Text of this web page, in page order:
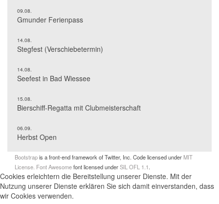
09.08.
Gmunder Ferienpass
14.08.
Stegfest (Verschiebetermin)
14.08.
Seefest in Bad Wiessee
15.08.
Bierschiff-Regatta mit Clubmeisterschaft
06.09.
Herbst Open
Bootstrapis a front-end framework of Twitter, Inc. Code licensed under MIT
License. Font Awesomefont licensed underSIL OFL 1.1.
Cookies erleichtern die Bereitstellung unserer Dienste. Mit der
Nutzung unserer Dienste erklären Sie sich damit einverstanden, dass
wir Cookies verwenden.